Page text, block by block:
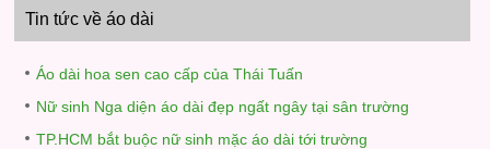
Tin tức về áo dài
Áo dài hoa sen cao cấp của Thái Tuấn
Nữ sinh Nga diện áo dài đẹp ngất ngây tại sân trường
TP.HCM bắt buộc nữ sinh mặc áo dài tới trường